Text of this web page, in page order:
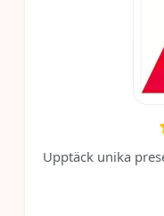
Upptäck unika